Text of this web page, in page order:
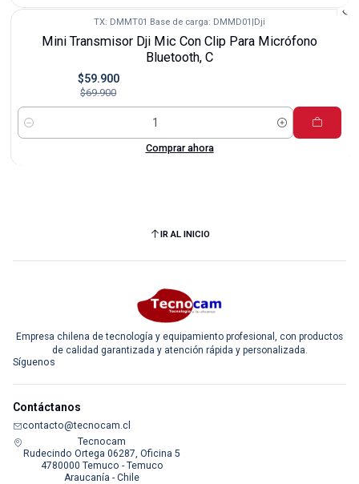
TX: DMMT01 Base de carga: DMMD01 |Dji
Mini Transmisor Dji Mic Con Clip Para Micrófono
Bluetooth, C
$59.900
$69.900
Cantidad
Comprar ahora
IR AL INICIO
Empresa chilena de tecnología y equipamiento profesional, con productos
de calidad garantizada y atención rápida y personalizada.
Síguenos
Contáctanos
contacto@tecnocam.cl
Tecnocam
Rudecindo Ortega 06287, Oficina 5
4780000 Temuco - Temuco
Araucanía - Chile